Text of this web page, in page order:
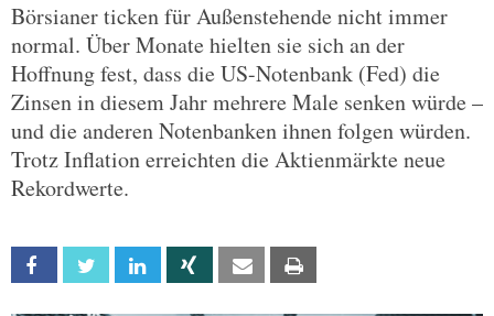
Börsianer ticken für Außenstehende nicht immer
normal. Über Monate hielten sie sich an der
Hoffnung fest, dass die US-Notenbank (Fed) die
Zinsen in diesem Jahr mehrere Male senken würde –
und die anderen Notenbanken ihnen folgen würden.
Trotz Inflation erreichten die Aktienmärkte neue
Rekordwerte.
Facebook Twitter Linkedin Xing Email